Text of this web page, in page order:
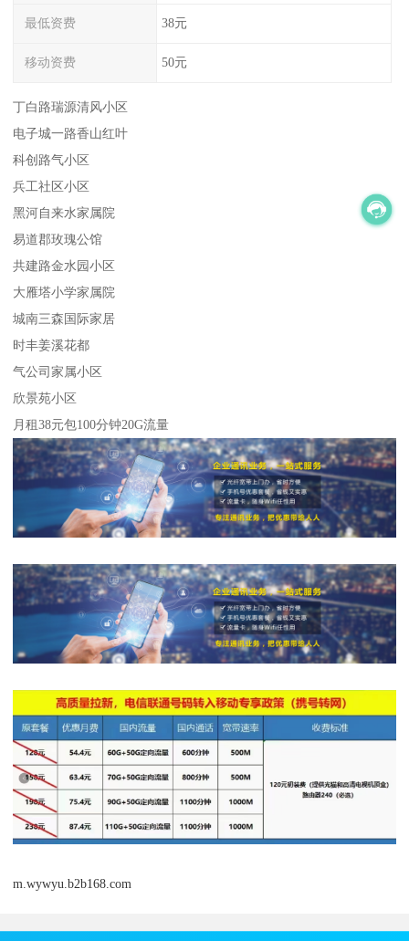
最低资费 38元
移动资费 50元
丁白路瑞源清风小区
电子城一路香山红叶
科创路气小区
兵工社区小区
黑河自来水家属院
易道郡玫瑰公馆
共建路金水园小区
大雁塔小学家属院
城南三森国际家居
时丰姜溪花都
气公司家属小区
欣景苑小区
月租38元包100分钟20G流量
m.wywyu.b2b168.com